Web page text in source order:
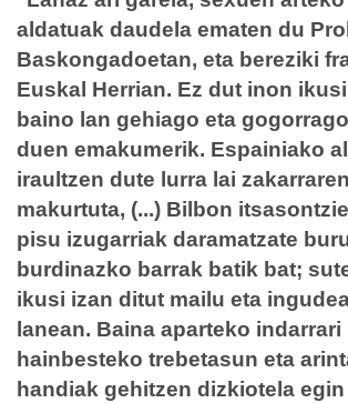
aldatuak daudela ematen du
Baskongadoetan, eta bereziki
Euskal Herrian. Ez dut inon
baino lan gehiago eta
duen emakumerik. Espainiako
iraultzen dute lurra lai
makurtuta, (...) Bilbon
pisu izugarriak daramatzate
burdinazko barrak batik bat;
ikusi izan ditut mailu eta
lanean. Baina aparteko indarrari
hainbesteko trebetasun eta
handiak gehitzen dizkiotela